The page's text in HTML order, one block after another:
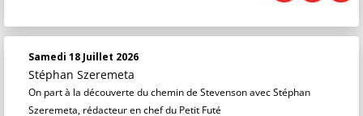
Samedi 18 Juillet 2026
Stéphan Szeremeta
On part à la découverte du chemin de Stevenson avec Stéphan
Szeremeta, rédacteur en chef du Petit Futé